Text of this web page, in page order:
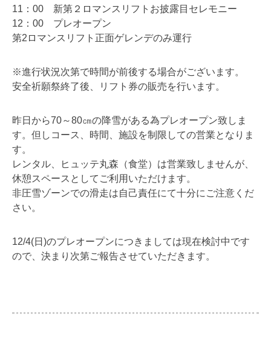
11：00 新第２ロマンスリフトお披露目セレモニー
12：00 プレオープン
第2ロマンスリフト正面ゲレンデのみ運行
※進行状況次第で時間が前後する場合がございます。
安全祈願祭終了後、リフト券の販売を行います。
昨日から70～80㎝の降雪がある為プレオープン致しま
す。但しコース、時間、施設を制限しての営業となりま
す。
レンタル、ヒュッテ丸森（食堂）は営業致しませんが、
休憩スペースとしてご利用いただけます。
非圧雪ゾーンでの滑走は自己責任にて十分にご注意くだ
さい。
12/4(日)のプレオープンにつきましては現在検討中です
ので、決まり次第ご報告させていただきます。